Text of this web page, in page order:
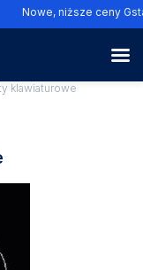
Nowe, niższe ceny
klawiaturowe